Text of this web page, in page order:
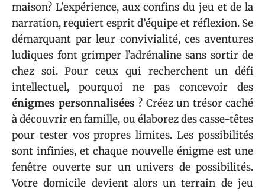
maison? L’expérience, aux confins du jeu et de la
narration, requiert esprit d’équipe et réflexion. Se
démarquant par leur convivialité, ces aventures
ludiques font grimper l’adrénaline sans sortir de
chez soi. Pour ceux qui recherchent un défi
intellectuel, pourquoi ne pas concevoir des
énigmes personnalisées ? Créez un trésor caché
à découvrir en famille, ou élaborez des casse-têtes
pour tester vos propres limites. Les possibilités
sont infinies, et chaque nouvelle énigme est une
fenêtre ouverte sur un univers de possibilités.
Votre domicile devient alors un terrain de jeu